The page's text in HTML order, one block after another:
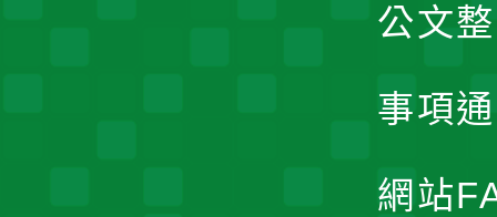
公文
事項
網站